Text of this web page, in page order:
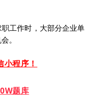
工作时，大部分企业单
。
程序！
题库